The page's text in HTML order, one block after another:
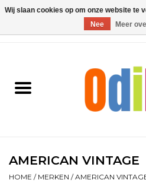
Jongens
Schoenen
AMERICAN VINTAGE
HOME / MERKEN /AMERICAN
Wij slaan cookies op om onze website te
Nee
Meer